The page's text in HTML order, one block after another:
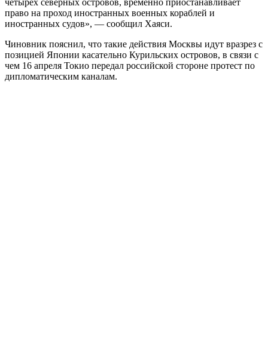
четырех северных островов, временно приостанавливает
право на проход иностранных военных кораблей и
иностранных судов», — сообщил Хаяси.
Чиновник пояснил, что такие действия Москвы идут вразрез с
позицией Японии касательно Курильских островов, в связи с
чем 16 апреля Токио передал российской стороне протест по
дипломатическим каналам.